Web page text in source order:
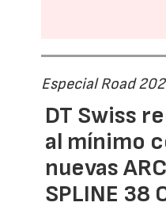
Especial Road
DT Swiss
al mínimo
nuevas
SPLINE 38